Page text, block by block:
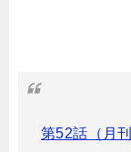
第52話（月